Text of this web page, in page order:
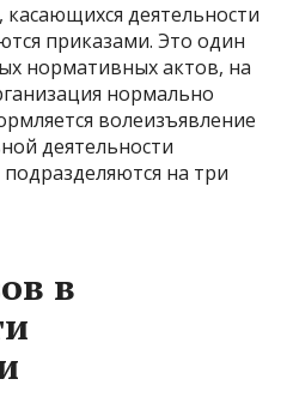
деятельности
приказами. Это один
нормативных актов, на
нормально
волеизъявление
деятельности
на три
в